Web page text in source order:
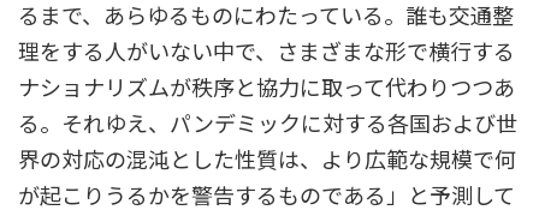
るまで、あらゆるものにわたっている。誰も交通整
理をする人がいない中で、さまざまな形で横行する
ナショナリズムが秩序と協力に取って代わりつつあ
る。それゆえ、パンデミックに対する各国および世
界の対応の混沌とした性質は、より広範な規模で何
が起こりうるかを警告するものである」と予測して